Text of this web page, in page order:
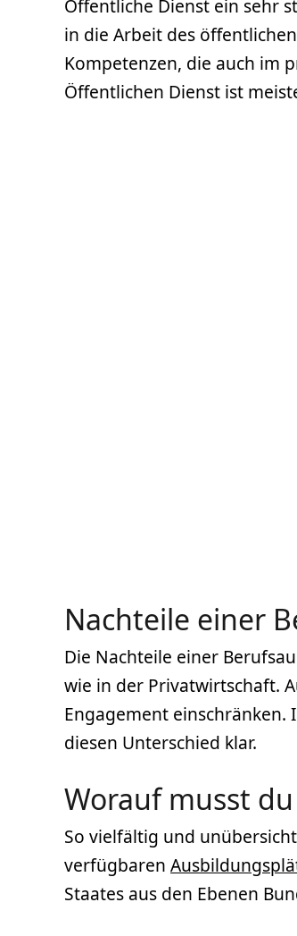
Öffentliche Dienst ein sehr
in die Arbeit des
Kompetenzen, die auch im
Öffentlichen Dienst ist
Nachteile einer
Die Nachteile einer
wie in der Privatwirtschaft.
Engagement
diesen Unterschied klar.
Worauf musst
So vielfältig und
verfügbaren
Staates aus den Ebenen